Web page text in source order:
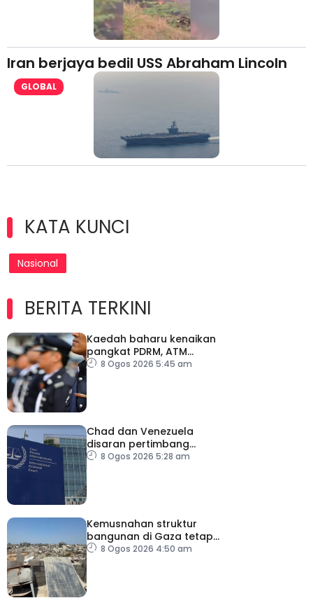
Iran berjaya bedil USS Abraham Lincoln
GLOBAL
KATA KUNCI
Nasional
BERITA TERKINI
Kaedah baharu kenaikan
pangkat PDRM, ATM
tingkat profesionalisme,
8 Ogos 2026 5:45 am
Chad dan Venezuela
disaran pertimbang
semula keputusan tarik
8 Ogos 2026 5:28 am
Kemusnahan struktur
bangunan di Gaza tetap
catat peningkatan
8 Ogos 2026 4:50 am